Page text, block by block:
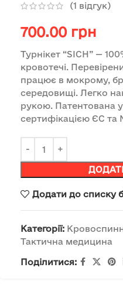
(1 відгук)
700.00 грн
Турнікет “SICH” —
кровотечі.
працює в мокрому,
середовищі. Легко
рукою. Патентована
сертифікацією ЄС та
Додати до списку
Категорії:
Тактична медицина
Поділитися: